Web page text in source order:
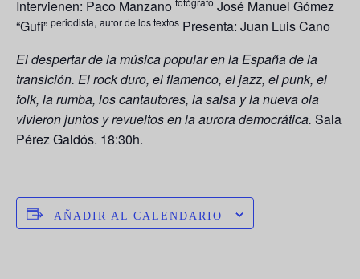
Intervienen: Paco Manzano
José Manuel Gómez
“Gufi” periodista, autor de los textos Presenta: Juan Luis Cano
El despertar de la música popular en la España de la
transición. El rock duro, el flamenco, el jazz, el punk, el
folk, la rumba, los cantautores, la salsa y la nueva ola
vivieron juntos y revueltos en la aurora democrática. Sala
Pérez Galdós. 18:30h.
AÑADIR AL CALENDARIO